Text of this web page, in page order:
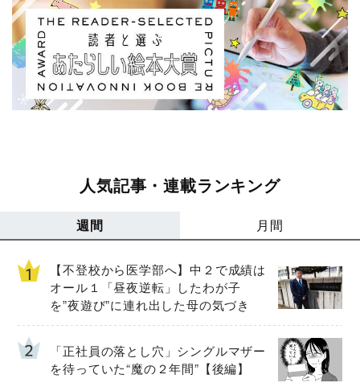
人気記事・連載ランキング
週間 月間
【不登校から医学部へ】中２で成績は
オール１「昼夜逆転」したわが子
を”夜遊び”に連れ出した母の気づき
「正社員の落とし穴」シングルマザー
を待っていた“魔の２年間”【後編】